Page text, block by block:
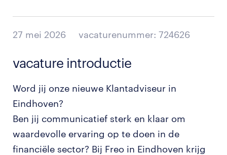
27 mei 2026 vacaturenummer: 724626
vacature introductie
Word jij onze nieuwe Klantadviseur in
Eindhoven?
Ben jij communicatief sterk en klaar om
waardevolle ervaring op te doen in de
financiële sector? Bij Freo in Eindhoven krijg